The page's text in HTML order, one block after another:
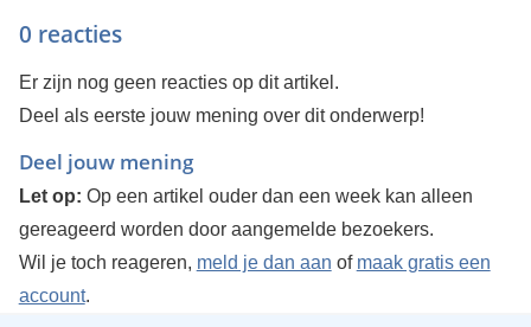
0 reacties
Er zijn nog geen reacties op dit artikel.
Deel als eerste jouw mening over dit onderwerp!
Deel jouw mening
Let op: Op een artikel ouder dan een week kan alleen
gereageerd worden door aangemelde bezoekers.
Wil je toch reageren, meld je dan aan of maak gratis een
account.